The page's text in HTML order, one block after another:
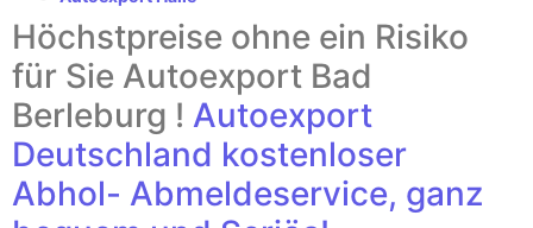
Höchstpreise ohne ein Risiko
für Sie Autoexport Bad
Berleburg ! Autoexport
Deutschland kostenloser
Abhol- Abmeldeservice, ganz